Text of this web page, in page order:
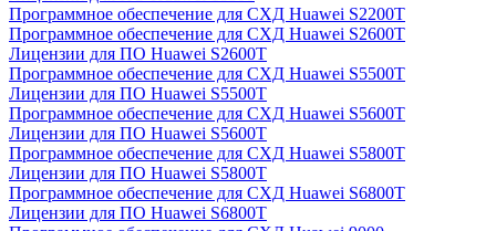
Программное обеспечение для СХД Huawei S2200T
Программное обеспечение для СХД Huawei S2600T
Лицензии для ПО Huawei S2600T
Программное обеспечение для СХД Huawei S5500T
Лицензии для ПО Huawei S5500T
Программное обеспечение для СХД Huawei S5600T
Лицензии для ПО Huawei S5600T
Программное обеспечение для СХД Huawei S5800T
Лицензии для ПО Huawei S5800T
Программное обеспечение для СХД Huawei S6800T
Лицензии для ПО Huawei S6800T